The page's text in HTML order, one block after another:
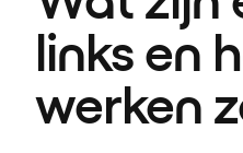
links en
werken